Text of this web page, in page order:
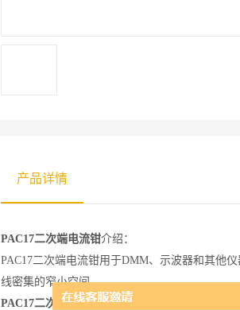
产品详情
PAC17二次端电流钳介绍：
PAC17二次端电流钳用于DMM、示波器和其他
线密集的窄小空间。
PAC17二次端电流钳PAC27